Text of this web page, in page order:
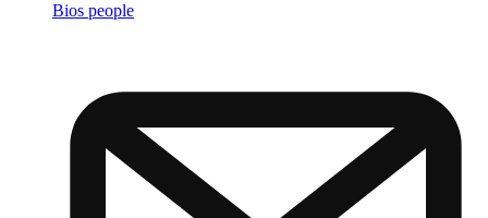
Bios people